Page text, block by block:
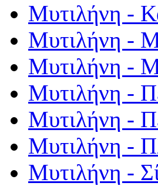
Μυτιλήνη -
Μυτιλήνη -
Μυτιλήνη -
Μυτιλήνη -
Μυτιλήνη -
Μυτιλήνη -
Μυτιλήνη -